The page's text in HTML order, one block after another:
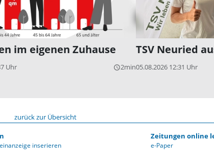
im eigenen Zuhause
Uhr query_builder2min
TSV Neuried
05.08.2026 12:31 Uhr
zurück zur Übersicht
inserieren
Zeitungen online
e-Paper